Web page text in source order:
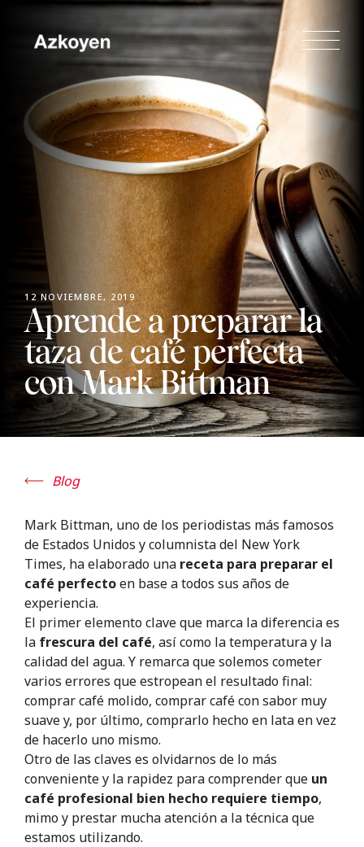
12 NOVIEMBRE, 2019
Aprende a preparar la
taza de café perfecta
con Mark Bittman
Blog
Mark Bittman, uno de los periodistas más famosos
de Estados Unidos y columnista del New York
Times, ha elaborado una receta para preparar el
café perfectoen base a todos sus años de
experiencia.
El primer elemento clave que marca la diferencia es
la frescura del café, así como la temperatura y la
calidad del agua. Y remarca que solemos cometer
varios errores que estropean el resultado final:
comprar café molido, comprar café con sabor muy
suave y, por último, comprarlo hecho en lata en vez
de hacerlo uno mismo.
Otro de las claves es olvidarnos de lo más
conveniente y la rapidez para comprender que un
café profesional bien hecho requiere tiempo,
mimo y prestar mucha atención a la técnica que
estamos utilizando.